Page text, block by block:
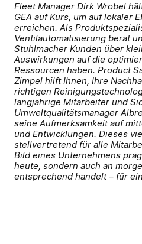
Fleet Manager Dirk Wrobel
GEA auf Kurs, um auf lokaler
erreichen. Als
Ventilautomatisierung berät
Stuhlmacher Kunden über
Auswirkungen auf die
Ressourcen haben. Product
Zimpel hilft Ihnen, Ihre
richtigen
langjährige Mitarbeiter und
Umweltqualitätsmanager
seine Aufmerksamkeit auf
und Entwicklungen. Dieses
stellvertretend für alle
Bild eines Unternehmens
heute, sondern auch an
entsprechend handelt – für